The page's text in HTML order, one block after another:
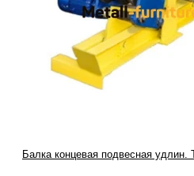
Балка концевая подвесная удлин.